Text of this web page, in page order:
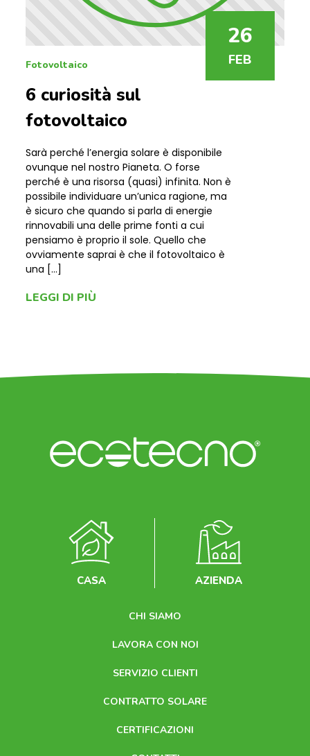
26
FEB
Fotovoltaico
6 curiosità sul
fotovoltaico
Sarà perché l’energia solare è disponibile
ovunque nel nostro Pianeta. O forse
perché è una risorsa (quasi) infinita. Non è
possibile individuare un’unica ragione, ma
è sicuro che quando si parla di energie
rinnovabili una delle prime fonti a cui
pensiamo è proprio il sole. Quello che
ovviamente saprai è che il fotovoltaico è
una […]
LEGGI DI PIÙ
CHI SIAMO
LAVORA CON NOI
SERVIZIO CLIENTI
CONTRATTO SOLARE
CERTIFICAZIONI
CASA AZIENDA